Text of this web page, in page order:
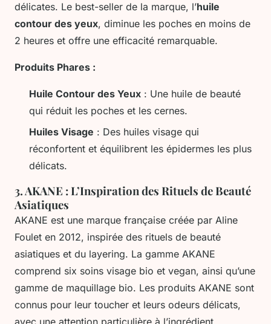
délicates. Le best-seller de la marque, l’huile
contour des yeux, diminue les poches en moins de
2 heures et offre une efficacité remarquable.
Produits Phares :
Huile Contour des Yeux : Une huile de beauté
qui réduit les poches et les cernes.
Huiles Visage : Des huiles visage qui
réconfortent et équilibrent les épidermes les plus
délicats.
3. AKANE : L’Inspiration des Rituels de Beauté
Asiatiques
AKANE est une marque française créée par Aline
Foulet en 2012, inspirée des rituels de beauté
asiatiques et du layering. La gamme AKANE
comprend six soins visage bio et vegan, ainsi qu’une
gamme de maquillage bio. Les produits AKANE sont
connus pour leur toucher et leurs odeurs délicats,
avec une attention particulière à l’ingrédient